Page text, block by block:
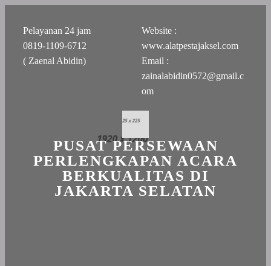
Pelayanan 24 jam
0819-1109-6712
( Zaenal Abidin)
Website :
www.alatpestajaksel.com
Email :
zainalabidin0572@gmail.c
om
PUSAT PERSEWAAN
PERLENGKAPAN ACARA
BERKUALITAS DI
JAKARTA SELATAN